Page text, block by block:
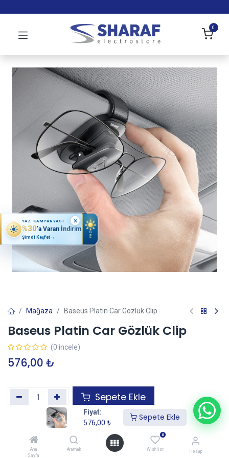
Fiyat:
576,00 ₺
Sepete Ekle
Ana
Sayfa
Aramak
0
Wishlist Hesap
0
Mağaza Baseus Platin Car Gözlük Clip
Baseus Platin Car Gözlük Clip
(0 incele)
576,00 ₺
Sepete Ekle
Garanti+ Uzatılmış Garanti Ekle İtibaren
YAZ KAMPANYASI
%30'a Varan İndirim
Şimdi Keşfet→ YAZ
×